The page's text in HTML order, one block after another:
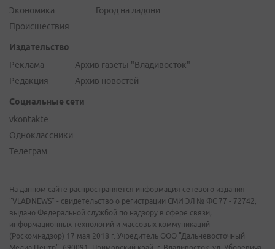
Экономика
Происшествия
Город на ладони
Издательство
Реклама
Редакция
Архив газеты "Владивосток"
Архив новостей
Социальные сети
vkontakte
Одноклассники
Телеграм
На данном сайте распространяется информация сетевого издания
"VLADNEWS" - свидетельство о регистрации СМИ ЭЛ № ФС 77 - 72742,
выдано Федеральной службой по надзору в сфере связи,
информационных технологий и массовых коммуникаций
(Роскомнадзор) 17 мая 2018 г. Учредитель ООО "Дальневосточный